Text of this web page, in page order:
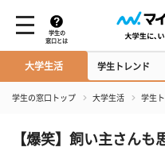
学生の
窓口とは
大学生活 学生トレンド
学生の窓口トップ 大学生活 学生
【爆笑】飼い主さんも